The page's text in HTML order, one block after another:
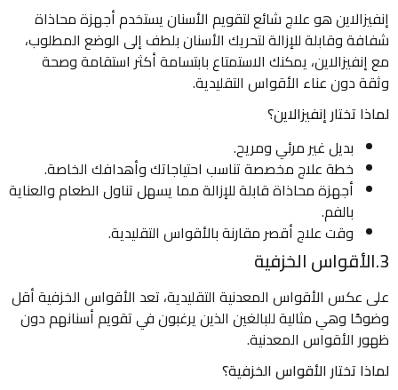
إنفيزالاين هو علاج شائع لتقويم الأسنان يستخدم أجهزة محاذاة
شفافة وقابلة للإزالة لتحريك الأسنان بلطف إلى الوضع المطلوب،
مع إنفيزالاين، يمكنك الاستمتاع بابتسامة أكثر استقامة وصحة
وثقة دون عناء الأقواس التقليدية.
لماذا تختار إنفيزالاين؟
بديل غير مرئي ومريح.
خطة علاج مخصصة تناسب احتياجاتك وأهدافك الخاصة.
أجهزة محاذاة قابلة للإزالة مما يسهل تناول الطعام والعناية
بالفم.
وقت علاج أقصر مقارنة بالأقواس التقليدية.
3.الأقواس الخزفية
على عكس الأقواس المعدنية التقليدية، تعد الأقواس الخزفية أقل
وضوحًا وهي مثالية للبالغين الذين يرغبون في تقويم أسنانهم دون
ظهور الأقواس المعدنية.
لماذا تختار الأقواس الخزفية؟